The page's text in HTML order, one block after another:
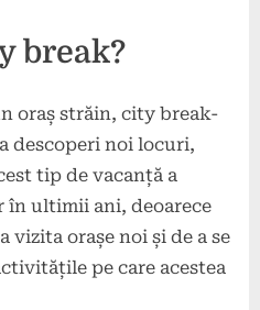
break?
oraș străin, city break-
descoperi noi locuri,
tip de vacanță a
ultimii ani, deoarece
vizita orașe noi și de a se
pe care acestea